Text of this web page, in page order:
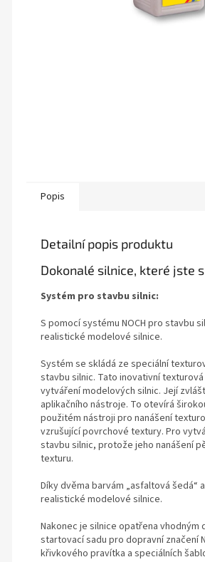
Popis
Detailní popis produktu
Dokonalé silnice, které jste
Systém pro stavbu silnic:
S pomocí systému NOCH pro stavbu
realistické modelové silnice.
Systém se skládá ze speciální
stavbu silnic. Tato inovativní
vytváření modelových silnic. Její
aplikačního nástroje. To otevírá
použitém nástroji pro nanášení
vzrušující povrchové textury. Pro
stavbu silnic, protože jeho nanášení
texturu.
Díky dvěma barvám „asfaltová šedá“
realistické modelové silnice.
Nakonec je silnice opatřena
startovací sadu pro dopravní značení
křivkového pravítka a speciálních